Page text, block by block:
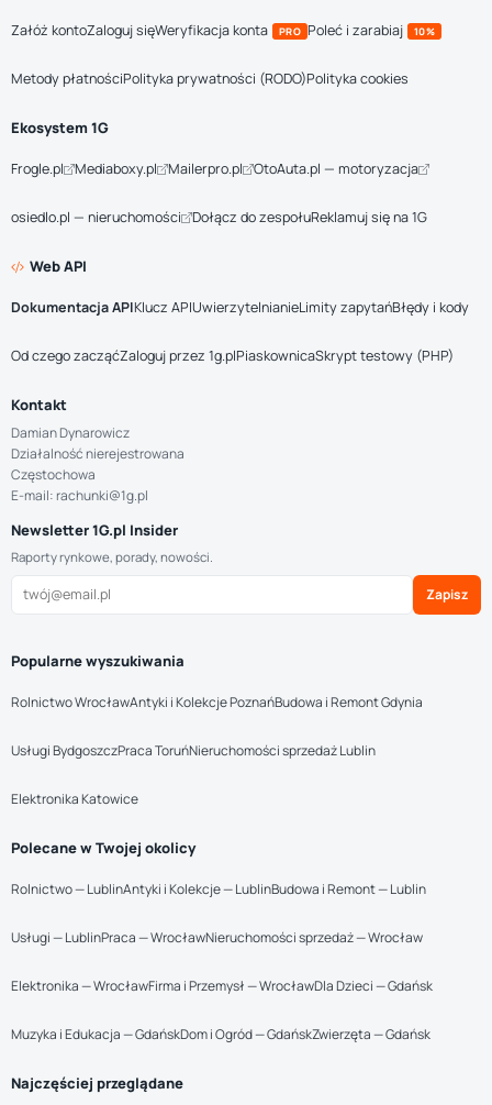
Załóż kontoZaloguj sięWeryfikacja konta PRO Poleć i zarabiaj 10%
Metody płatnościPolityka prywatności (RODO)Polityka cookies
Ekosystem 1G
Frogle.pl Mediaboxy.pl Mailerpro.pl OtoAuta.pl — motoryzacja
osiedlo.pl — nieruchomości Dołącz do zespołuReklamuj się na 1G
Web API
Dokumentacja APIKlucz APIUwierzytelnianieLimity zapytańBłędy i kody
Od czego zacząćZaloguj przez 1g.plPiaskownicaSkrypt testowy (PHP)
Kontakt
Damian Dynarowicz
Działalność nierejestrowana
Częstochowa
E-mail: rachunki@1g.pl
Newsletter 1G.pl Insider
Raporty rynkowe, porady, nowości.
Zapisz
Popularne wyszukiwania
Rolnictwo WrocławAntyki i Kolekcje PoznańBudowa i Remont Gdynia
Usługi BydgoszczPraca ToruńNieruchomości sprzedaż Lublin
Elektronika Katowice
Polecane w Twojej okolicy
Rolnictwo — LublinAntyki i Kolekcje — LublinBudowa i Remont — Lublin
Usługi — LublinPraca — WrocławNieruchomości sprzedaż — Wrocław
Elektronika — WrocławFirma i Przemysł — WrocławDla Dzieci — Gdańsk
Muzyka i Edukacja — GdańskDom i Ogród — GdańskZwierzęta — Gdańsk
Najczęściej przeglądane